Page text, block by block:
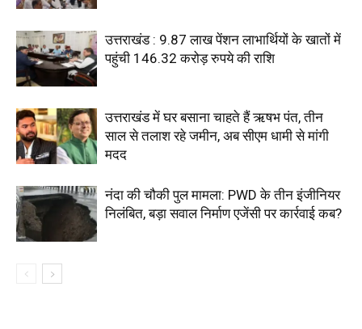
उत्तराखंड : 9.87 लाख पेंशन लाभार्थियों के खातों में
पहुंची 146.32 करोड़ रुपये की राशि
उत्तराखंड में घर बसाना चाहते हैं ऋषभ पंत, तीन
साल से तलाश रहे जमीन, अब सीएम धामी से मांगी
मदद
नंदा की चौकी पुल मामला: PWD के तीन इंजीनियर
निलंबित, बड़ा सवाल निर्माण एजेंसी पर कार्रवाई कब?